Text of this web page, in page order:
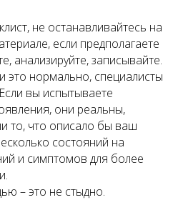
не останавливайтесь на
если предполагаете
анализируйте, записывайте.
нормально, специалисты
вы испытываете
они реальны,
то, что описало бы ваш
состояний на
и симптомов для более
– это не стыдно.